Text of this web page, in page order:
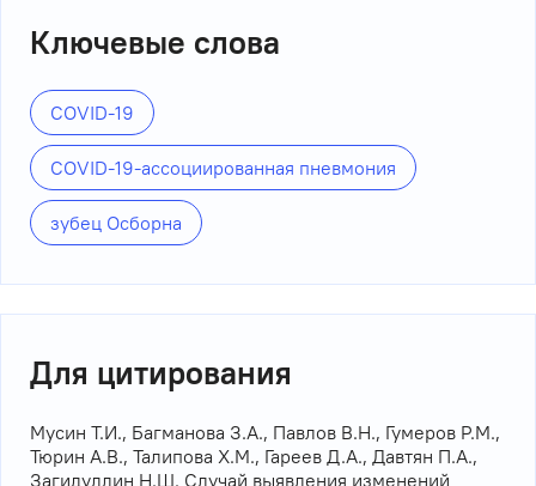
Ключевые слова
COVID-19
COVID-19-ассоциированная пневмония
зубец Осборна
Для цитирования
Мусин Т.И., Багманова З.А., Павлов В.Н., Гумеров Р.М.,
Тюрин А.В., Талипова Х.М., Гареев Д.А., Давтян П.А.,
Загидуллин Н.Ш. Случай выявления изменений